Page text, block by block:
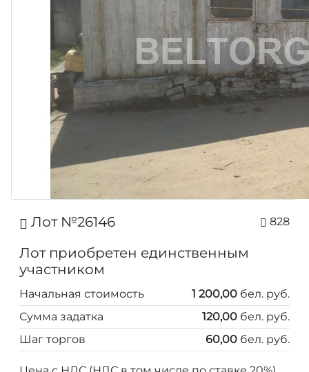
Лот №26146 828
Лот приобретен единственным
участником
Начальная стоимость 1 200,00 бел. руб.
Сумма задатка
120,00 бел. руб.
Шаг торгов
60,00 бел. руб.